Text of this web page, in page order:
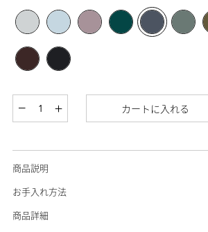
カートに入れる
商品説明
お手入れ方法
商品詳細